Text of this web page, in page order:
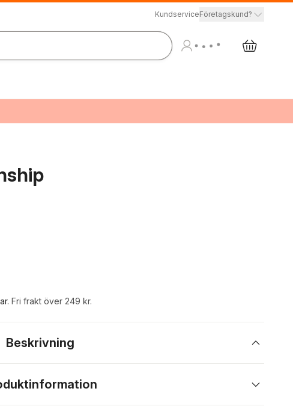
KundserviceFöretagskund?
. Fri frakt över 249 kr.
Beskrivning